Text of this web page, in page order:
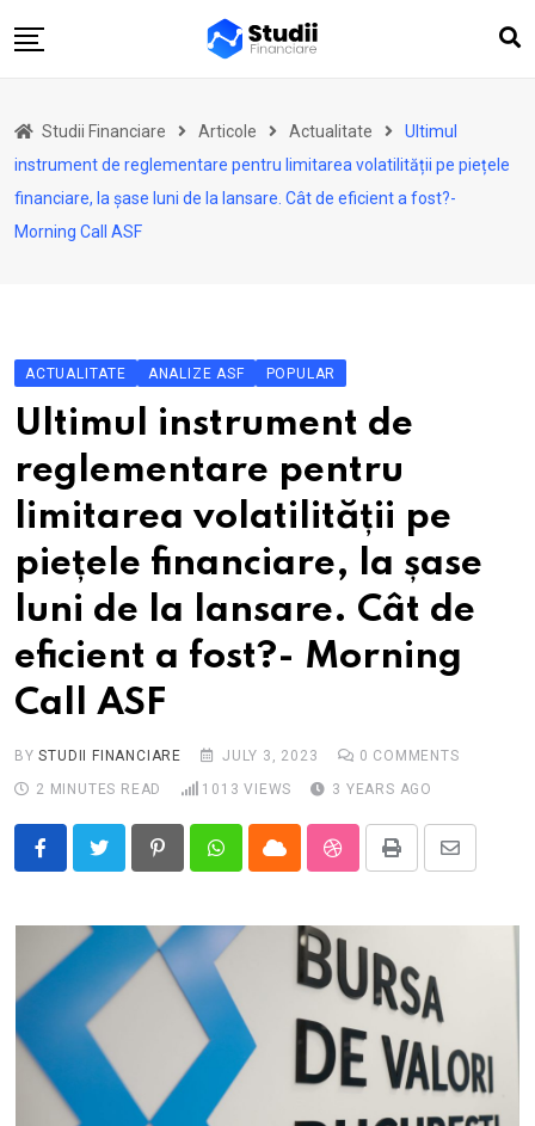
to
Actualitate
Investiții
Asigurări
Multimedia
Autori
Analize ASF
Studii Financiare Articole Actualitate
Ultimul
instrument de reglementare pentru limitarea volatilității pe piețele
financiare, la șase luni de la lansare. Cât de eficient a fost?-
Morning Call ASF
ACTUALITATE ANALIZE ASF POPULAR
Ultimul instrument de
reglementare pentru
limitarea volatilității pe
piețele financiare, la șase
luni de la lansare. Cât de
eficient a fost?- Morning
Call ASF
BYSTUDII FINANCIARE JULY 3, 2023 0 COMMENTS
2 MINUTES READ
1013 VIEWS 3 YEARS AGO
PinterestWhatsappCloud StumbleUpon
Print
Share
Email